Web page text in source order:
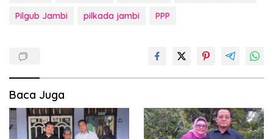
Pilgub Jambi
pilkada jambi PPP
Baca Juga